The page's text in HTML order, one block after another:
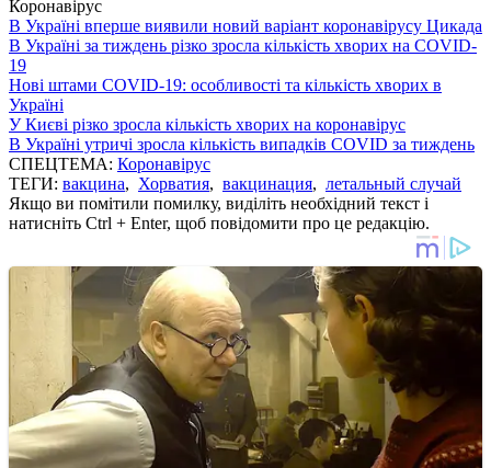
Коронавірус
В Україні вперше виявили новий варіант коронавірусу Цикада
В Україні за тиждень різко зросла кількість хворих на COVID-
19
Нові штами COVID-19: особливості та кількість хворих в
Україні
У Києві різко зросла кількість хворих на коронавірус
В Україні утричі зросла кількість випадків COVID за тиждень
СПЕЦТЕМА: Коронавірус
ТЕГИ: вакцина, Хорватия, вакцинация, летальный случай
Якщо ви помітили помилку, виділіть необхідний текст і
натисніть Ctrl + Enter, щоб повідомити про це редакцію.